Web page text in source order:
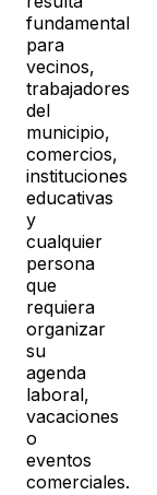
fundamental
para
vecinos,
trabajadores
del
municipio,
comercios,
instituciones
educativas
y
cualquier
persona
que
requiera
organizar
su
agenda
laboral,
vacaciones
o
eventos
comerciales.